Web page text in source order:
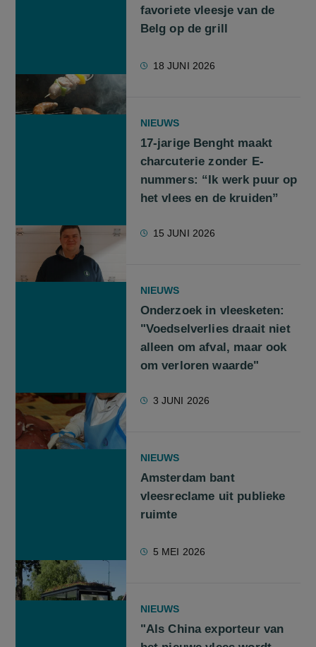
favoriete vleesje van de
Belg op de grill
18 JUNI 2026
NIEUWS
17-jarige Benght maakt
charcuterie zonder E-
nummers: “Ik werk puur op
het vlees en de kruiden”
15 JUNI 2026
NIEUWS
Onderzoek in vleesketen:
"Voedselverlies draait niet
alleen om afval, maar ook
om verloren waarde"
3 JUNI 2026
NIEUWS
Amsterdam bant
vleesreclame uit publieke
ruimte
5 MEI 2026
NIEUWS
"Als China exporteur van